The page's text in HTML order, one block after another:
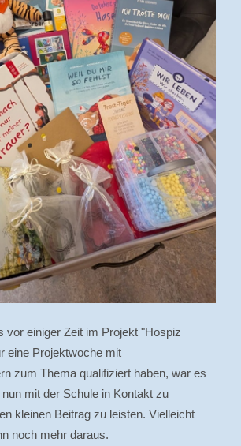
vor einiger Zeit im Projekt "Hospiz
eine Projektwoche mit
zum Thema qualifiziert haben, war es
mit der Schule in Kontakt zu
kleinen Beitrag zu leisten. Vielleicht
noch mehr daraus.